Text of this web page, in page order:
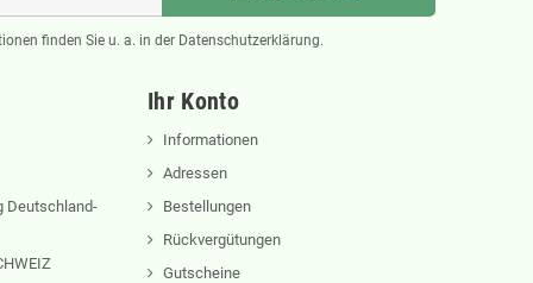
finden Sie u. a. in der Datenschutzerklärung.
Deutschland-
Ihr Konto
Informationen
Adressen
Bestellungen
Rückvergütungen
Gutscheine